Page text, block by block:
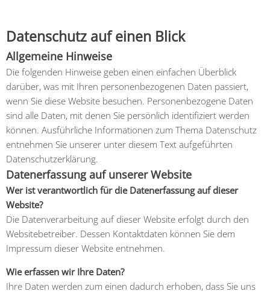
Datenschutz auf einen Blick
Allgemeine Hinweise
Die folgenden Hinweise geben einen einfachen Überblick
darüber, was mit Ihren personenbezogenen Daten passiert,
wenn Sie diese Website besuchen. Personenbezogene Daten
sind alle Daten, mit denen Sie persönlich identifiziert werden
können. Ausführliche Informationen zum Thema Datenschutz
entnehmen Sie unserer unter diesem Text aufgeführten
Datenschutzerklärung.
Datenerfassung auf unserer Website
Wer ist verantwortlich für die Datenerfassung auf dieser
Website?
Die Datenverarbeitung auf dieser Website erfolgt durch den
Websitebetreiber. Dessen Kontaktdaten können Sie dem
Impressum dieser Website entnehmen.
Wie erfassen wir Ihre Daten?
Ihre Daten werden zum einen dadurch erhoben, dass Sie uns